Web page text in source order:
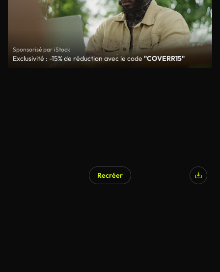
Sponsorisé par iStock
Exclusivité : -15% de réduction avec le code "COVERR15"
Recréer